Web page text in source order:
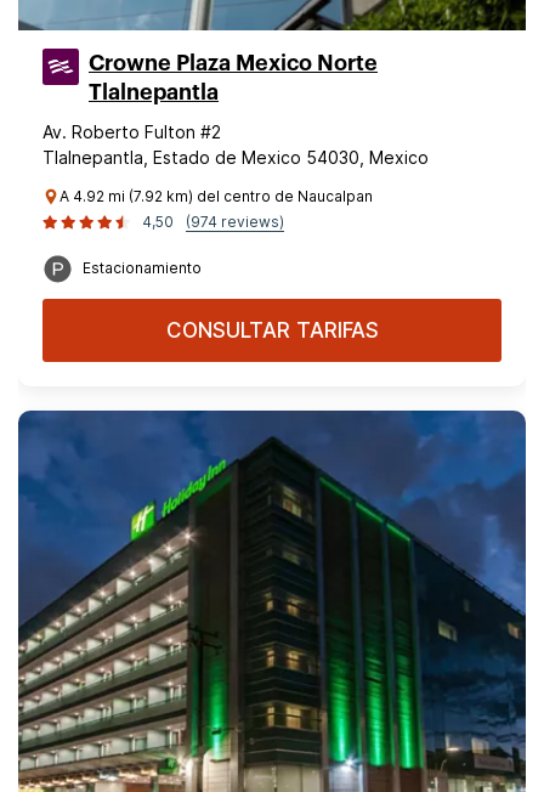
Crowne Plaza Mexico Norte
Tlalnepantla
Av. Roberto Fulton #2
Tlalnepantla, Estado de Mexico 54030, Mexico
A 4.92 mi (7.92 km) del centro de Naucalpan
4,50
(974 reviews)
Estacionamiento
CONSULTAR TARIFAS